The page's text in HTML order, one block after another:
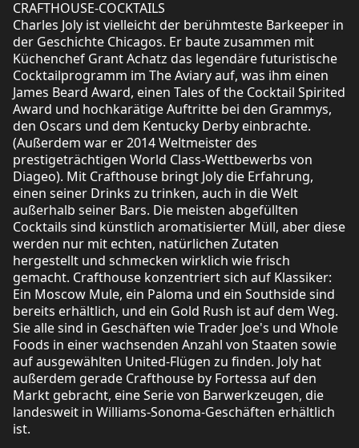
CRAFTHOUSE-COCKTAILS
Charles Joly ist vielleicht der berühmteste Barkeeper in
der Geschichte Chicagos. Er baute zusammen mit
Küchenchef Grant Achatz das legendäre futuristische
Cocktailprogramm im The Aviary auf, was ihm einen
James Beard Award, einen Tales of the Cocktail Spirited
Award und hochkarätige Auftritte bei den Grammys,
den Oscars und dem Kentucky Derby einbrachte.
(Außerdem war er 2014 Weltmeister des
prestigeträchtigen World Class-Wettbewerbs von
Diageo). Mit Crafthouse bringt Joly die Erfahrung,
einen seiner Drinks zu trinken, auch in die Welt
außerhalb seiner Bars. Die meisten abgefüllten
Cocktails sind künstlich aromatisierter Müll, aber diese
werden nur mit echten, natürlichen Zutaten
hergestellt und schmecken wirklich wie frisch
gemacht. Crafthouse konzentriert sich auf Klassiker:
Ein Moscow Mule, ein Paloma und ein Southside sind
bereits erhältlich, und ein Gold Rush ist auf dem Weg.
Sie alle sind in Geschäften wie Trader Joe's und Whole
Foods in einer wachsenden Anzahl von Staaten sowie
auf ausgewählten United-Flügen zu finden. Joly hat
außerdem gerade Crafthouse by Fortessa auf den
Markt gebracht, eine Serie von Barwerkzeugen, die
landesweit in Williams-Sonoma-Geschäften erhältlich
ist.